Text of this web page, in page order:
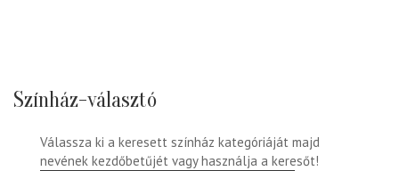
Színház-választó
Válassza ki a keresett színház kategóriáját majd
nevének kezdőbetűjét vagy használja a keresőt!